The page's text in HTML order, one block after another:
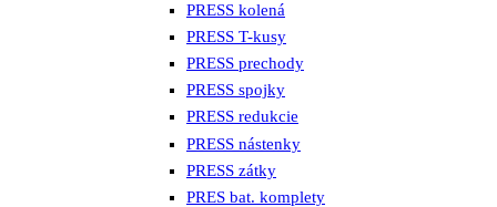
PRESS kolená
PRESS T-kusy
PRESS prechody
PRESS spojky
PRESS redukcie
PRESS nástenky
PRESS zátky
PRES bat. komplety